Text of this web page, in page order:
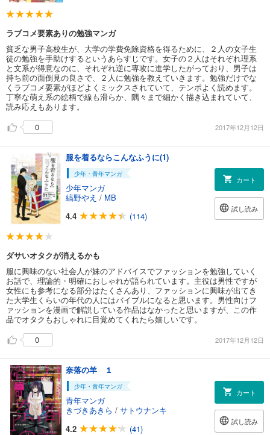
ラブコメ要素ありの勉強マンガ
貧乏な男子高校生が、大学の学費免除資格を得るために、２人の女子生
徒の勉強を手助けするというあらすじです。女子の２人はそれぞれ理系
と文系が得意なのに、それぞれ逆に専攻に進学したがっており、男子は
持ち前の面倒見の良さで、２人に勉強を教えていきます。勉強だけでな
くラブコメ要素がほどよくミックスされていて、テンポよく読めます。
丁寧な萌え系の絵柄で線も滑らか、隅々まで細かく描き込まれていて、
読み応えもあります。
0
2017年12月12日
服を着るならこんなふうに(1)
少年・青年マンガ
少年マンガ
縞野やえ / MB
4.4
(114)
カート
試し読み
ダサいオタクが消えるかも
服に興味のない社会人が妹のアドバイスでファッションを勉強していく
お話で、理論的・明確におしゃれが語られています。主役は男性ですが
女性にも参考になる部分はたくさんあり、ファッションに興味が出てき
た大学生くらいの年代の人にはバイブルになると思います。男性向けフ
ァッションを漫画で解説している作品はなかったと思いますが、この作
品でオタクもおしゃれに目覚めてくれたら嬉しいです。
0
2017年12月12日
奈落の羊 １
少年・青年マンガ
青年マンガ
きづきあきら / サトウナンキ
4.2
(41)
カート
試し読み